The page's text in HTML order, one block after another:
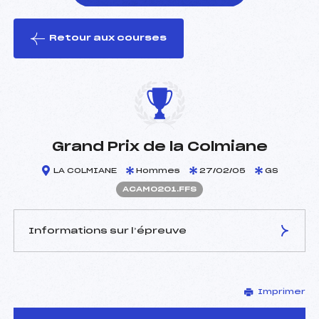
le ski
Retour aux courses
Grand Prix de la Colmiane
LA COLMIANE Hommes 27/02/05 GS
ACAM0201.FFS
Informations sur l’épreuve
SCOFFIER JEAN LOUIS
(CA)
Imprimer